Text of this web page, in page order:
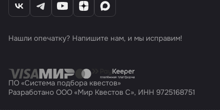
Нашли опечатку? Напишите нам, и мы исправим!
ПО «Система подбора квестов»
Разработано ООО «Мир Квестов С», ИНН 9725168751